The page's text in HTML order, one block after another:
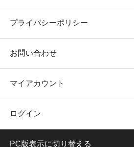
プライバシーポリシー
お問い合わせ
マイアカウント
ログイン
PC版表示に切り替える